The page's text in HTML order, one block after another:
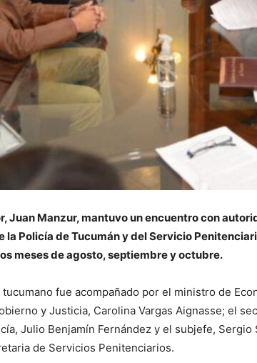
Juan Manzur, mantuvo un encuentro con
la Policía de Tucumán y del Servicio
meses de agosto, septiembre y octubre.
tucumano fue acompañado por el ministro de
y Justicia, Carolina Vargas Aignasse; el
Julio Benjamín Fernández y el subjefe, Sergio
de Servicios Penitenciarios.